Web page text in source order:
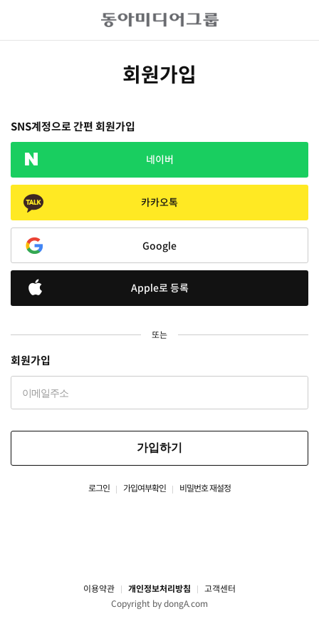
회원가입
SNS계정으로 간편 회원가입
네이버
카카오톡
Google
Apple로 등록
또는
회원가입
가입하기
로그인 가입여부확인 비밀번호 재설정
이용약관 개인정보처리방침
고객센터
Copyright by dongA.com